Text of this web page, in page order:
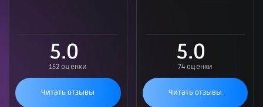
5.0
152 оценки
Читать отзывы
5.0
74 оценки
Читать отзывы